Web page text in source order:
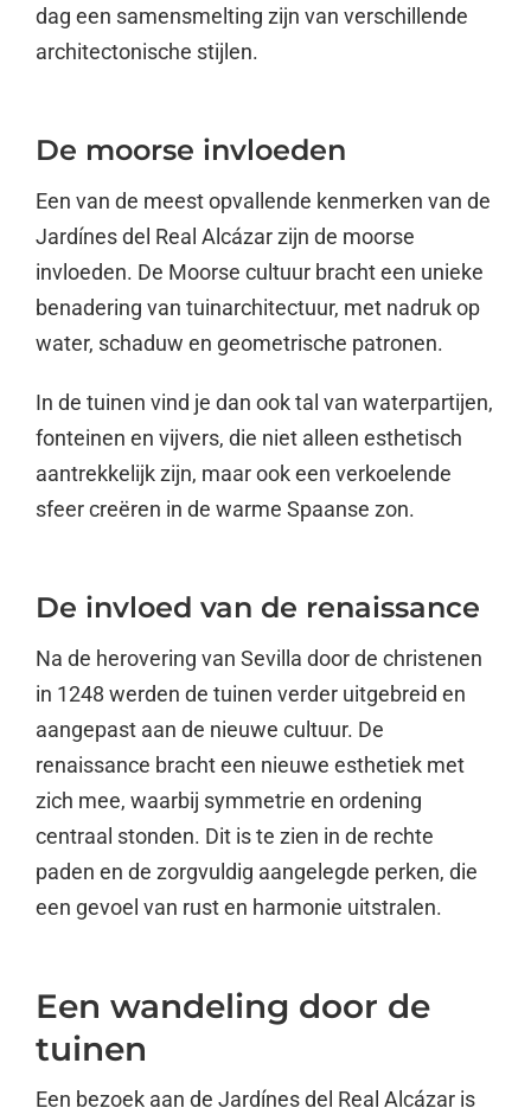
dag een samensmelting zijn van verschillende
architectonische stijlen.
De moorse invloeden
Een van de meest opvallende kenmerken van de
Jardínes del Real Alcázar zijn de moorse
invloeden. De Moorse cultuur bracht een unieke
benadering van tuinarchitectuur, met nadruk op
water, schaduw en geometrische patronen.
In de tuinen vind je dan ook tal van waterpartijen,
fonteinen en vijvers, die niet alleen esthetisch
aantrekkelijk zijn, maar ook een verkoelende
sfeer creëren in de warme Spaanse zon.
De invloed van de renaissance
Na de herovering van Sevilla door de christenen
in 1248 werden de tuinen verder uitgebreid en
aangepast aan de nieuwe cultuur. De
renaissance bracht een nieuwe esthetiek met
zich mee, waarbij symmetrie en ordening
centraal stonden. Dit is te zien in de rechte
paden en de zorgvuldig aangelegde perken, die
een gevoel van rust en harmonie uitstralen.
Een wandeling door de
tuinen
Een bezoek aan de Jardínes del Real Alcázar is